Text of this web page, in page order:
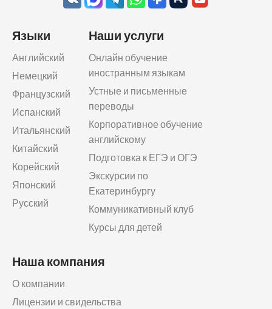
Языки
Английский
Немецкий
Французский
Испанский
Итальянский
Китайский
Корейский
Японский
Русский
Наши услуги
Онлайн обучение
иностранным языкам
Устные и письменные
переводы
Корпоративное обучение
английскому
Подготовка к ЕГЭ и ОГЭ
Экскурсии по
Екатеринбургу
Коммуникативный клуб
Курсы для детей
Наша компания
О компании
Лицензии и свидельства